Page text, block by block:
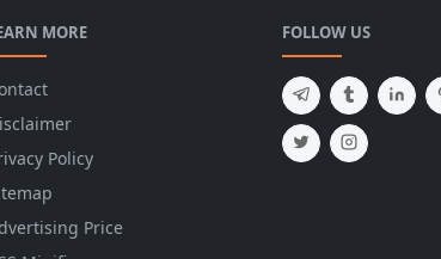
MORE
Policy
Price
FOLLOW US